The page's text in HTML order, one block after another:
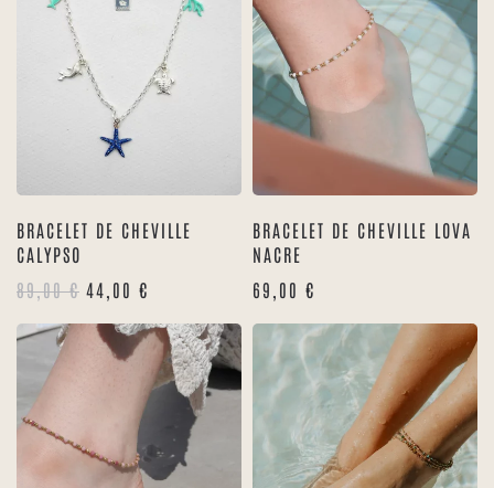
BRACELET DE CHEVILLE
CALYPSO
89,00€ LE
INITIAL
ÉTAIT :
89,00 €.
44,00 €
ACTUEL
EST :
44,00 €.
BRACELET DE CHEVILLE LOVA
NACRE
69,00 €